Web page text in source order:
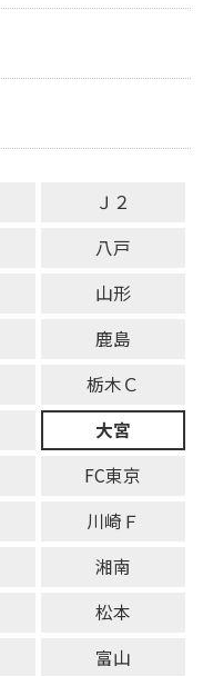
Ｊ２
八戸
山形
鹿島
栃木Ｃ
大宮
FC東京
川崎Ｆ
湘南
松本
富山